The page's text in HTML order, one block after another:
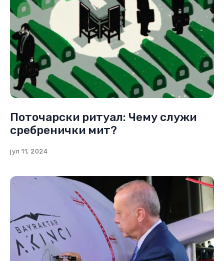
Поточарски ритуал: Чему служи
сребренички мит?
јул 11, 2024